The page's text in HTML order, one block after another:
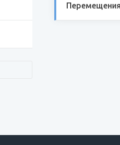
Перемещения